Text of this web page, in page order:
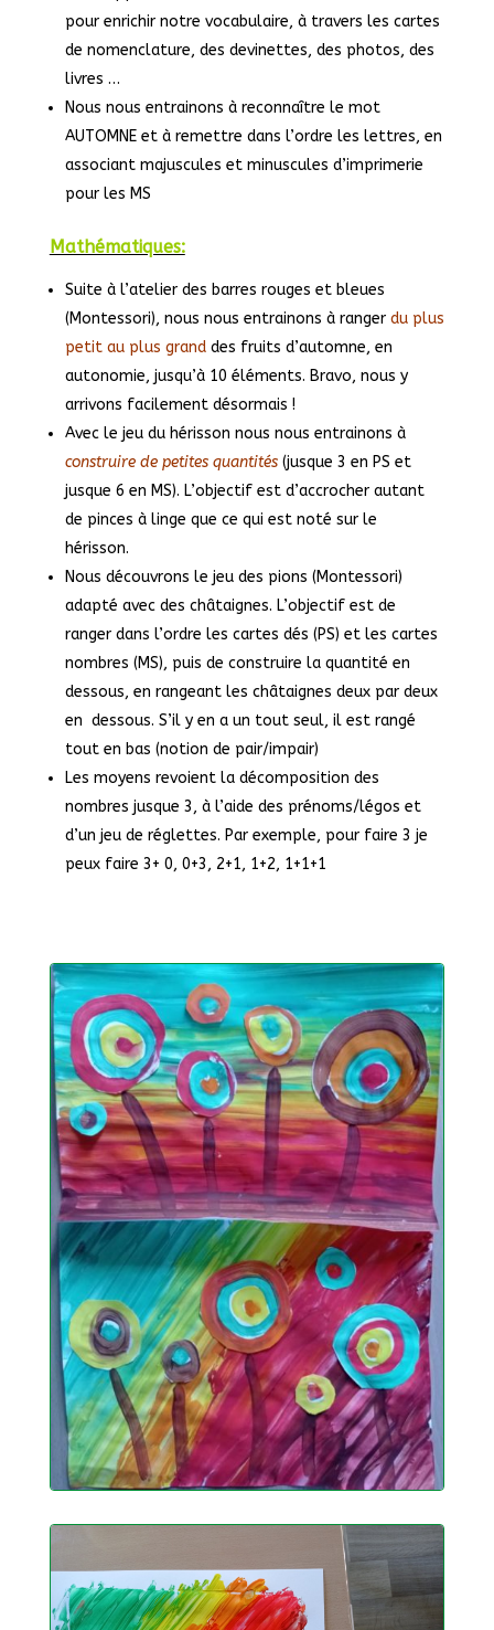
pour enrichir notre vocabulaire, à travers les cartes
de nomenclature, des devinettes, des photos, des
livres …
Nous nous entrainons à reconnaître le mot
AUTOMNE et à remettre dans l’ordre les lettres, en
associant majuscules et minuscules d’imprimerie
pour les MS
Mathématiques:
Suite à l’atelier des barres rouges et bleues
(Montessori), nous nous entrainons à ranger du plus
petit au plus granddes fruits d’automne, en
autonomie, jusqu’à 10 éléments. Bravo, nous y
arrivons facilement désormais !
Avec le jeu du hérisson nous nous entrainons à
construire de petites quantités(jusque 3 en PS et
jusque 6 en MS). L’objectif est d’accrocher autant
de pinces à linge que ce qui est noté sur le
hérisson.
Nous découvrons le jeu des pions (Montessori)
adapté avec des châtaignes. L’objectif est de
ranger dans l’ordre les cartes dés (PS) et les cartes
nombres (MS), puis de construire la quantité en
dessous, en rangeant les châtaignes deux par deux
en dessous. S’il y en a un tout seul, il est rangé
tout en bas (notion de pair/impair)
Les moyens revoient la décomposition des
nombres jusque 3, à l’aide des prénoms/légos et
d’un jeu de réglettes. Par exemple, pour faire 3 je
peux faire 3+ 0, 0+3, 2+1, 1+2, 1+1+1